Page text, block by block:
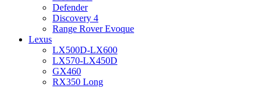
Defender
Discovery 4
Range Rover Evoque
Lexus
LX500D-LX600
LX570-LX450D
GX460
RX350 Long